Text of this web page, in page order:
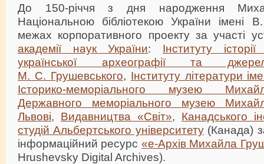
До 150-річчя з дня народження
Національною бібліотекою України імені
межах корпоративного проекту за участі
академії наук України: Інституту
української археографії та
М. С. Грушевського, Інституту літератури
Історико-меморіального музею
Державного меморіального музею
Львові, Видавництва «Світ», Канадського
студій Альбертського університету(Канада)
інформаційний ресурс «е-Архів Михайла
Hrushevsky Digital Archives).